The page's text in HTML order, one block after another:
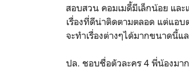
สอบสวน คอมเมดี้มีเล็กน้อย แล
เรื่องที่ดีน่าติดตามตลอด แต่แอบ
จะทำเรื่องต่างๆได้มากขนาดนี้แ
ปล. ชอบชื่อตัวละคร 4 พี่น้องม